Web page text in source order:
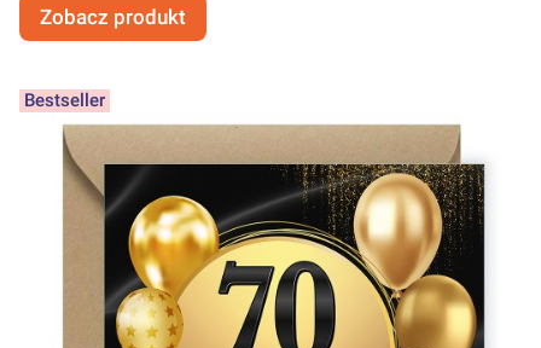
Zobacz produkt
Bestseller